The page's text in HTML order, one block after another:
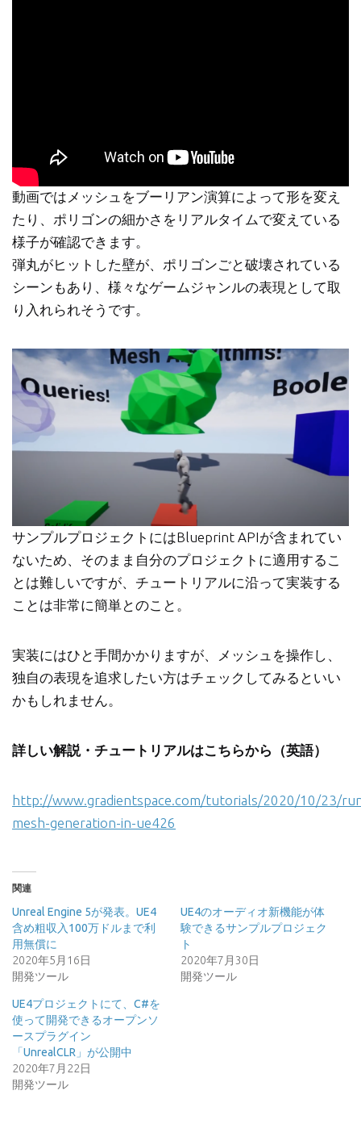
動画ではメッシュをブーリアン演算によって形を変え
たり、ポリゴンの細かさをリアルタイムで変えている
様子が確認できます。
弾丸がヒットした壁が、ポリゴンごと破壊されている
シーンもあり、様々なゲームジャンルの表現として取
り入れられそうです。
サンプルプロジェクトにはBlueprint APIが含まれてい
ないため、そのまま自分のプロジェクトに適用するこ
とは難しいですが、チュートリアルに沿って実装する
ことは非常に簡単とのこと。
実装にはひと手間かかりますが、メッシュを操作し、
独自の表現を追求したい方はチェックしてみるといい
かもしれません。
詳しい解説・チュートリアルはこちらから（英語）
http://www.gradientspace.com/tutorials/2020/10/23/
mesh-generation-in-ue426
関連
Unreal Engine 5が発表。UE4
含め粗収入100万ドルまで利
用無償に
2020年5月16日
開発ツール
UE4のオーディオ新機能が体
験できるサンプルプロジェク
ト
2020年7月30日
開発ツール
UE4プロジェクトにて、C#を
使って開発できるオープンソ
ースプラグイン
「UnrealCLR」が公開中
2020年7月22日
開発ツール